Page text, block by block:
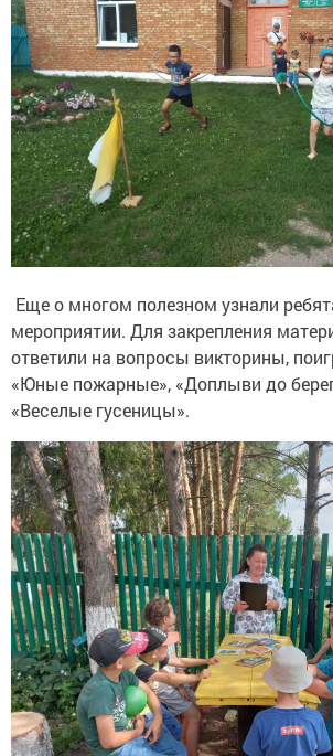
Еще о многом полезном узнали
мероприятии. Для закрепления
ответили на вопросы викторины,
«Юные пожарные», «Доплыви до
«Веселые гусеницы».